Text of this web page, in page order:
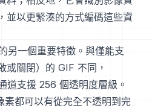
並以更緊湊的方式編碼這些資
另一個重要特徵。與僅能支
或關閉）的 GIF 不同，
支援 256 個透明度層級。
都可以有從完全不透明到完